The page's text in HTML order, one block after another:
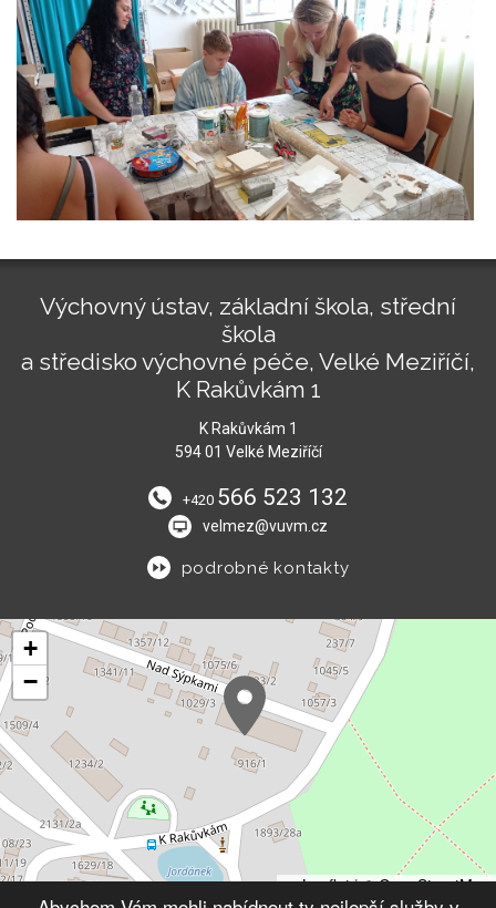
Výchovný ústav, základní škola, střední
škola
a středisko výchovné péče, Velké Meziříčí,
K Rakůvkám 1
K Rakůvkám 1
594 01 Velké Meziříčí
+420 566 523 132
velmez@vuvm.cz
podrobné kontakty
+
−
Leaflet | © OpenStreetMap